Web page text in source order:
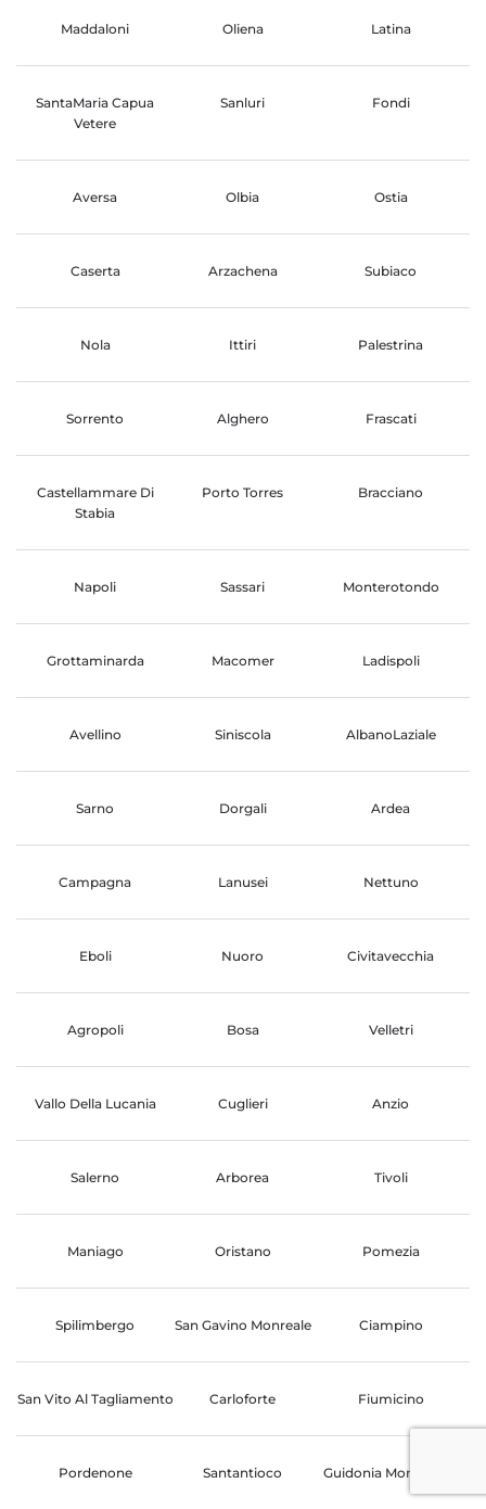
Maddaloni Oliena Latina
SantaMaria Capua
Vetere
Sanluri Fondi
Aversa Olbia Ostia
Caserta Arzachena Subiaco
Nola Ittiri Palestrina
Sorrento Alghero Frascati
Castellammare Di
Stabia
Porto Torres Bracciano
Napoli Sassari Monterotondo
Grottaminarda Macomer Ladispoli
Avellino Siniscola AlbanoLaziale
Sarno Dorgali Ardea
Campagna Lanusei Nettuno
Eboli Nuoro Civitavecchia
Agropoli Bosa Velletri
Vallo Della Lucania Cuglieri Anzio
Salerno Arborea Tivoli
Maniago Oristano Pomezia
Spilimbergo San Gavino Monreale Ciampino
San Vito Al Tagliamento Carloforte Fiumicino
Pordenone Santantioco Guidonia Montecelio